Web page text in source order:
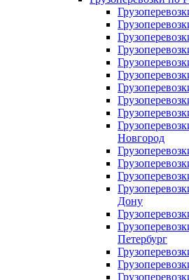
Новгород
Дону
Петербург